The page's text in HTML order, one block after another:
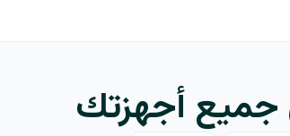
جميع أجهزتك